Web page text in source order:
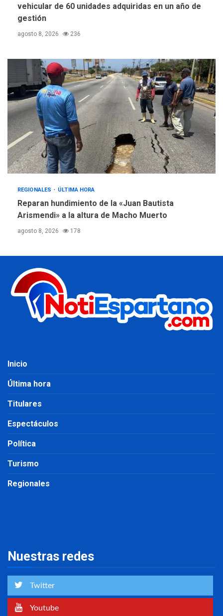
vehicular de 60 unidades adquiridas en un año de
gestión
agosto 8, 2026 236
REGIONALES ÚLTIMA HORA
Reparan hundimiento de la «Juan Bautista
Arismendi» a la altura de Macho Muerto
agosto 8, 2026 178
Inicio
Última hora
Titulares
Espectáculos
Política
Turismo
Regionales
Nuestras redes
Twitter
Youtube